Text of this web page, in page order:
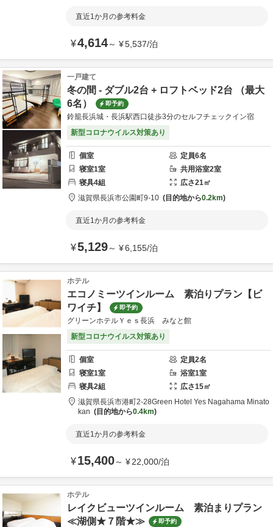
直近1か月の参考料金
¥4,614～ ¥5,537/泊
一戸建て
冬の間 - ダブル2台 + ロフトベッド2台 （最大
6名）
即予約
鈴籠長浜城・長浜駅西口徒歩3分のセルフチェックイン宿
新型コロナウイルス対策あり
個室 定員6名
寝室1室 共用浴室2室
寝具4組 広さ21㎡
滋賀県長浜市公園町9-10 目的地から0.2km
直近1か月の参考料金
¥5,129～ ¥6,155/泊
ホテル
エコノミーツインルーム 素泊りプラン【ビ
ワイチ】
即予約
グリーンホテルＹｅｓ長浜 みなと館
新型コロナウイルス対策あり
個室 定員2名
寝室1室 浴室1室
寝具2組 広さ15㎡
滋賀県長浜市港町2-28Green Hotel Yes Nagahama Minato
kan
目的地から0.4km
直近1か月の参考料金
¥15,400～ ¥22,000/泊
ホテル
レイクビューツインルーム 素泊まりプラン
≪湖側★７階★≫
即予約